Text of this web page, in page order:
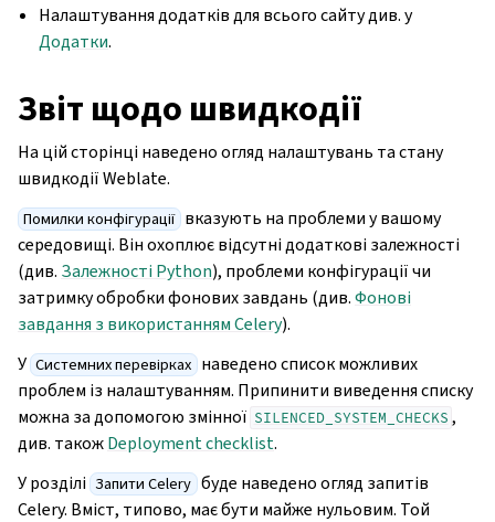
Налаштування додатків для всього сайту див. у
Додатки.
Звіт щодо швидкодії
На цій сторінці наведено огляд налаштувань та стану
швидкодії Weblate.
Помилки конфігурації вказують на проблеми у вашому
середовищі. Він охоплює відсутні додаткові залежності
(див. Залежності Python), проблеми конфігурації чи
затримку обробки фонових завдань (див.Фонові
завдання з використанням Celery).
У Системних перевірках наведено список можливих
проблем із налаштуванням. Припинити виведення списку
можна за допомогою змінної SILENCED_SYSTEM_CHECKS ,
див. такожDeployment checklist.
У розділі Запити Celery буде наведено огляд запитів
Celery. Вміст, типово, має бути майже нульовим. Той